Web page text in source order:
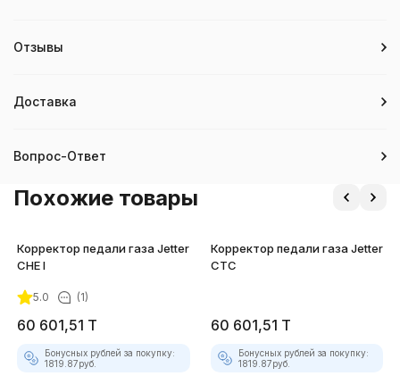
Отзывы
Доставка
Вопрос-Ответ
Похожие товары
Корректор педали газа Jetter
CHE I
5.0 (1)
60 601,51 T
Бонусных рублей за покупку:
1819.87руб.
Корректор педали газа Jetter
CTC
60 601,51 T
Бонусных рублей за покупку:
1819.87руб.